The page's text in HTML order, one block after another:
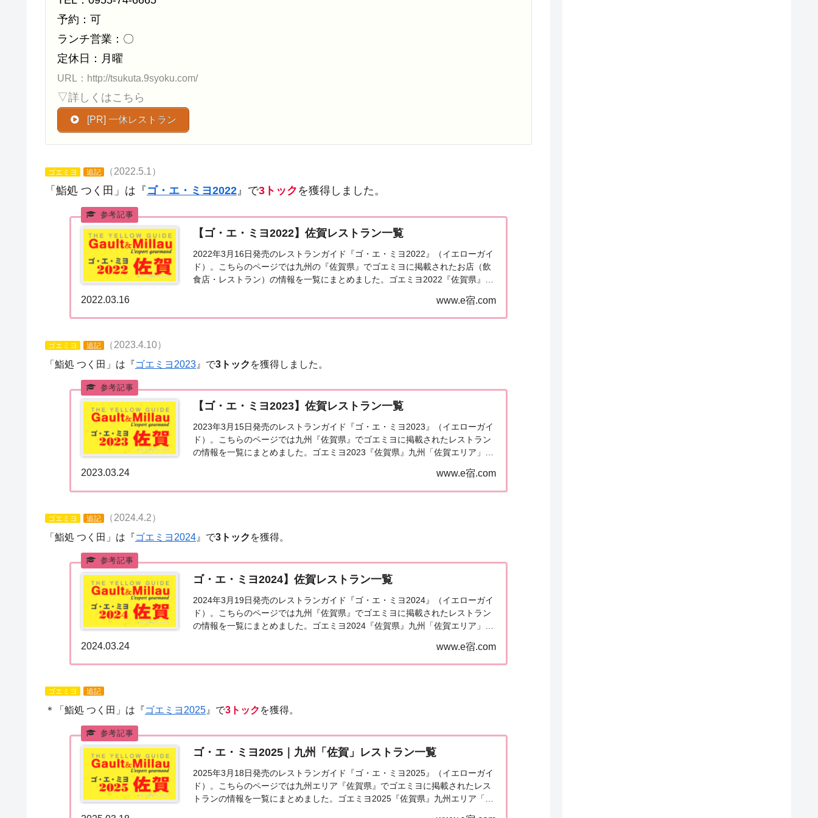
予約：可
ランチ営業：〇
定休日：月曜
URL：http://tsukuta.9syoku.com/
▽詳しくはこちら
[PR] 一休レストラン
ゴエミヨ 追記 （2022.5.1）
「鮨処 つく田」は『 ゴ・エ・ミヨ2022』で3トック を獲得しました。
【ゴ・エ・ミヨ2022】佐賀レストラン一覧
2022年3月16日発売のレストランガイド『ゴ・エ・ミヨ2022』（イエローガイ
ド）。こちらのページでは九州の『佐賀県』でゴエミヨに掲載されたお店（飲
食店・レストラン）の情報を一覧にまとめました。ゴエミヨ2022『佐賀県』九
www.e宿.com
2022.03.16
ゴエミヨ 追記
（2023.4.10）
「鮨処 つく田」は『ゴエミヨ2023 』で3トック を獲得しました。
【ゴ・エ・ミヨ2023】佐賀レストラン一覧
2023年3月15日発売のレストランガイド『ゴ・エ・ミヨ2023』（イエローガイ
ド）。こちらのページでは九州『佐賀県』でゴエミヨに掲載されたレストラン
の情報を一覧にまとめました。ゴエミヨ2023『佐賀県』九州「佐賀エリア」で
www.e宿.com
2023.03.24
ゴエミヨ 追記
（2024.4.2）
「鮨処 つく田」は『ゴエミヨ2024 』で3トック を獲得。
ゴ・エ・ミヨ2024】佐賀レストラン一覧
2024年3月19日発売のレストランガイド『ゴ・エ・ミヨ2024』（イエローガイ
ド）。こちらのページでは九州『佐賀県』でゴエミヨに掲載されたレストラン
の情報を一覧にまとめました。ゴエミヨ2024『佐賀県』九州「佐賀エリア」で
www.e宿.com
2024.03.24
ゴエミヨ 追記
＊「鮨処 つく田」は『ゴエミヨ2025 』で3トック を獲得。
ゴ・エ・ミヨ2025｜九州「佐賀」レストラン一覧
2025年3月18日発売のレストランガイド『ゴ・エ・ミヨ2025』（イエローガイ
ド）。こちらのページでは九州エリア『佐賀県』でゴエミヨに掲載されたレス
トランの情報を一覧にまとめました。ゴエミヨ2025『佐賀県』九州エリア「佐